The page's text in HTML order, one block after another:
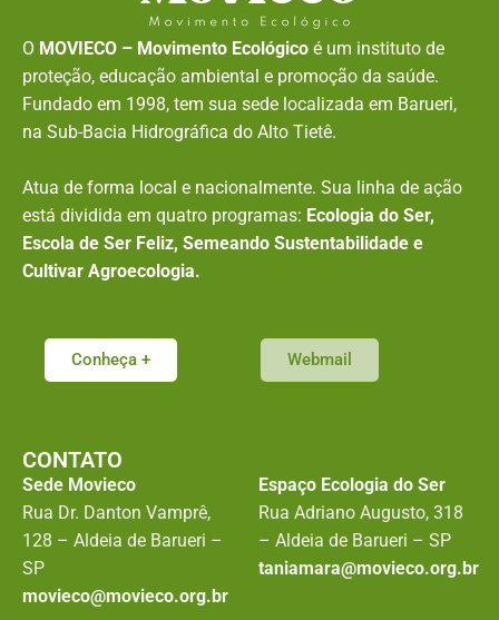
O MOVIECO – Movimento Ecológico é um instituto de
proteção, educação ambiental e promoção da saúde.
Fundado em 1998, tem sua sede localizada em Barueri,
na Sub-Bacia Hidrográfica do Alto Tietê.
Atua de forma local e nacionalmente. Sua linha de ação
está dividida em quatro programas: Ecologia do Ser,
Escola de Ser Feliz, Semeando Sustentabilidade e
Cultivar Agroecologia.
Conheça + Webmail
CONTATO
Sede Movieco
Rua Dr. Danton Vamprê,
128 – Aldeia de Barueri –
SP
movieco@movieco.org.br
Espaço Ecologia do Ser
Rua Adriano Augusto, 318
– Aldeia de Barueri – SP
taniamara@movieco.org.br